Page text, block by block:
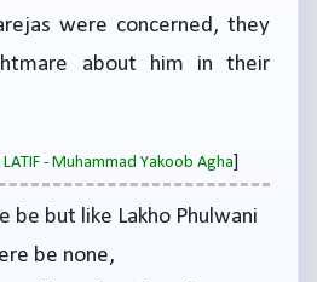
were concerned, they
about him in their
LATIF - Muhammad Yakoob Agha
be but like Lakho Phulwani
be none,